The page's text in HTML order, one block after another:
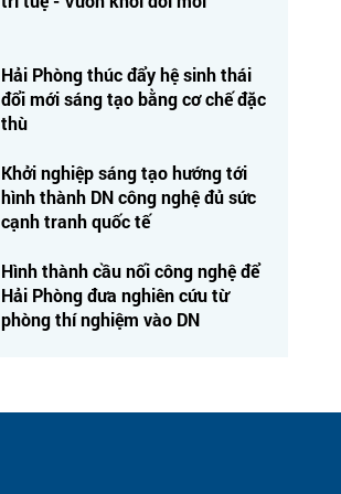
Hải Phòng thúc đẩy hệ sinh thái
đổi mới sáng tạo bằng cơ chế đặc
thù
Khởi nghiệp sáng tạo hướng tới
hình thành DN công nghệ đủ sức
cạnh tranh quốc tế
Hình thành cầu nối công nghệ để
Hải Phòng đưa nghiên cứu từ
phòng thí nghiệm vào DN